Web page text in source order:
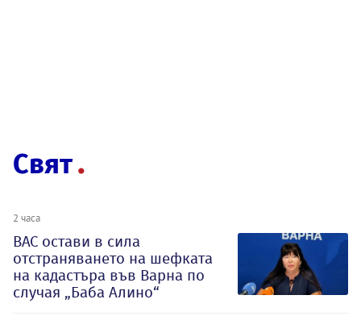
Свят
2 часа
ВАС остави в сила
отстраняването на шефката
на кадастъра във Варна по
случая „Баба Алино“